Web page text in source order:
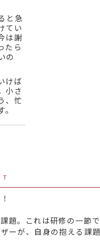
と急
てい
は謝
たら
の
けば
小さ
、忙
題。これは研修の一節で
ーが、自身の抱える課